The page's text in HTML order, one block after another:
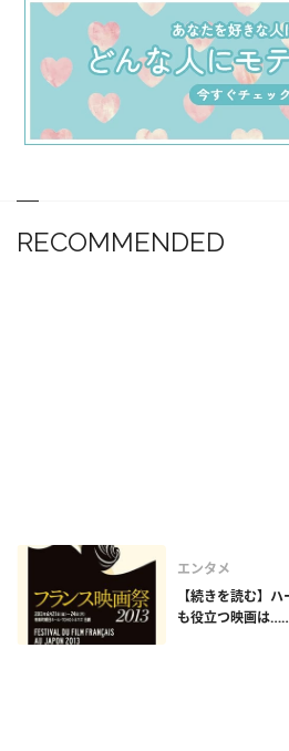
RECOMMENDED
エンタメ
【続きを読む】
も役立つ映画は